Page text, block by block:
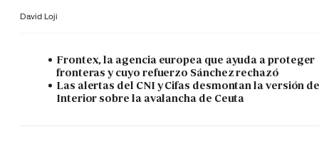
David Loji
Frontex, la agencia europea que ayuda a proteger
fronteras y cuyo refuerzo Sánchez rechazó
Las alertas del CNI y Cifas desmontan la versión
Interior sobre la avalancha de Ceuta